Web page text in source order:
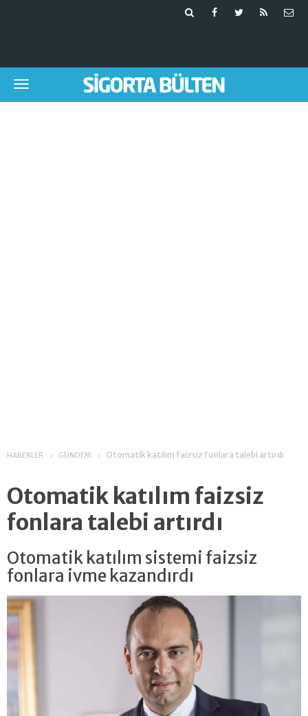
HABERLER GÜNDEM Otomatik katılım faizsiz fonlara talebi artırdı
Otomatik katılım faizsiz
fonlara talebi artırdı
Otomatik katılım sistemi faizsiz
fonlara ivme kazandırdı